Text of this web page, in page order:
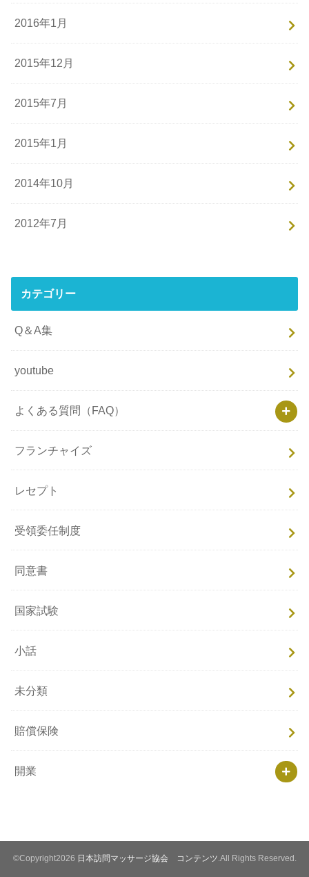
2016年1月
2015年12月
2015年7月
2015年1月
2014年10月
2012年7月
カテゴリー
Q＆A集
youtube
よくある質問（FAQ）
フランチャイズ
レセプト
受領委任制度
同意書
国家試験
小話
未分類
賠償保険
開業
©Copyright2026 日本訪問マッサージ協会 コンテンツ.All Rights Reserved.